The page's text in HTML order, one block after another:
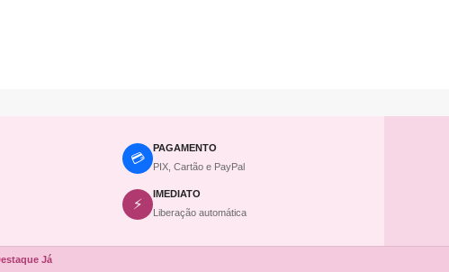
💳
PAGAMENTO
PIX, Cartão e PayPal
⚡
IMEDIATO
Liberação automática
Já